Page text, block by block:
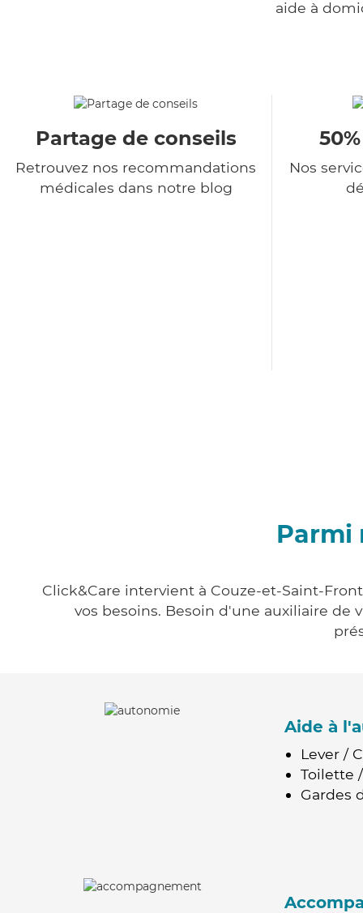
aide à
Partage de conseils
Retrouvez nos recommandations
médicales dans notre blog
Nos
Parmi
Click&Care intervient à Couze-et-Saint-
vos besoins. Besoin d'une auxiliaire
Aide à
Lever /
Toilette
Gardes